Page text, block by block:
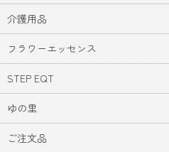
介護用品
フラワーエッセンス
STEP EQT
ゆの里
ご注文品